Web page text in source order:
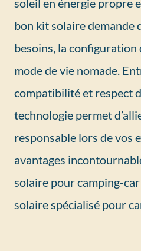
soleil en énergie propre
bon kit solaire demande
besoins, la configuration
mode de vie nomade.
compatibilité et respect
technologie permet
responsable lors de vos
avantages
solaire pour camping-
solaire spécialisé pour